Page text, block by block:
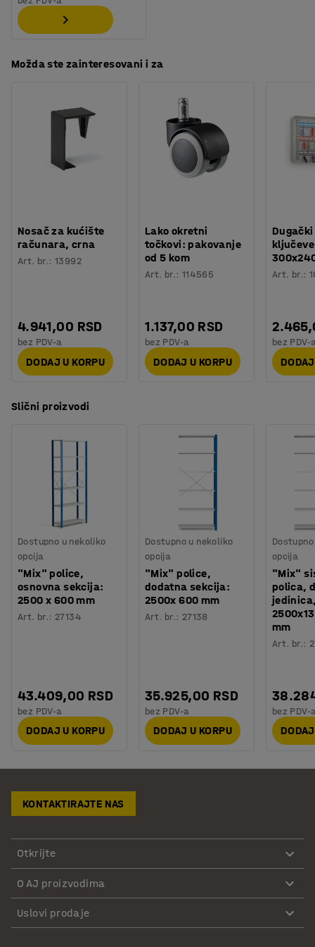
Možda ste zainteresovani i za
Nosač za kućište
računara, crna
Art. br.:13992
4.941,00 RSD
bez PDV-a
DODAJ U KORPU
Lako okretni
točkovi: pakovanje
od 5 kom
Art. br.: 114565
1.137,00 RSD
bez PDV-a
DODAJ U KORPU
Art. br.:
bez PDV-
Slični proizvodi
Dostupno u nekoliko
opcija
"Mix" police,
osnovna sekcija:
2500 x 600 mm
Art. br.: 27134
43.409,00 RSD
bez PDV-a
DODAJ U KORPU
Dostupno u nekoliko
opcija
"Mix" police,
dodatna sekcija:
2500x 600 mm
Art. br.: 27138
35.925,00 RSD
bez PDV-a
DODAJ U KORPU
opcija
"Mix"
polica,
mm
Art. br.:
bez PDV-
KONTAKTIRAJTE NAS
Otkrijte
O AJ proizvodima
Uslovi prodaje